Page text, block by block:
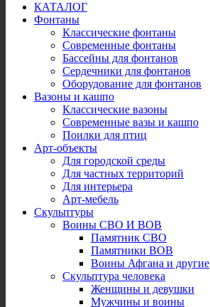
КАТАЛОГ
Фонтаны
Классические фонтаны
Современные фонтаны
Бассейны для фонтанов
Сердечники для фонтанов
Оборудование для фонтанов
Вазоны и кашпо
Классические вазоны
Современные вазы и кашпо
Поилки для птиц
Арт-объекты
Для городской среды
Для частных территорий
Для интерьера
Арт-мебель
Скульптуры
Воины СВО И ВОВ
Памятник СВО
Памятники ВОВ
Воины Афгана и другие
Скульптура человека
Женщины и девушки
Мужчины и воины